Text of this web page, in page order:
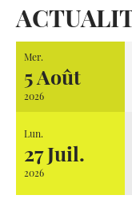
Mer.
5 Août
2026
Lun.
27 Juil.
2026